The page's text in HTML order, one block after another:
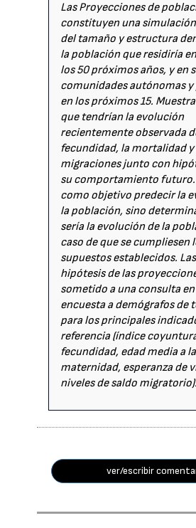
Las Proyecciones de
constituyen una
del tamaño y estructura
la población que residiría
los 50 próximos años, y en
comunidades autónomas
en los próximos 15.
que tendrían la evolución
recientemente observada
fecundidad, la mortalidad y
migraciones junto con
su comportamiento
como objetivo predecir la
la población, sino
sería la evolución de la
caso de que se cumpliesen
supuestos establecidos.
hipótesis de las
sometido a una consulta
encuesta a demógrafos de
para los principales
referencia (índice
fecundidad, edad media a la
maternidad, esperanza de
niveles de saldo migratorio).
ver/escribir